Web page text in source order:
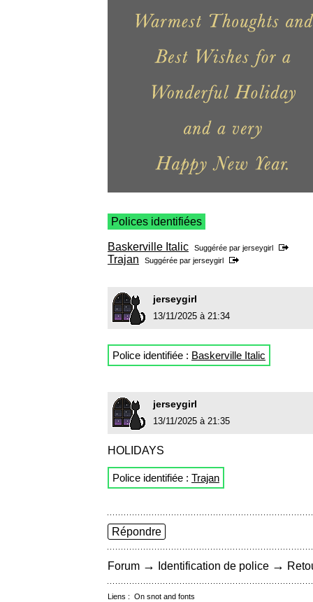
Polices identifiées
Baskerville Italic Suggérée par jerseygirl
Trajan Suggérée par jerseygirl
jerseygirl
13/11/2025 à 21:34
Police identifiée : Baskerville Italic
jerseygirl
13/11/2025 à 21:35
HOLIDAYS
Police identifiée : Trajan
Répondre
Forum → Identification de police →
Liens : On snot and fonts